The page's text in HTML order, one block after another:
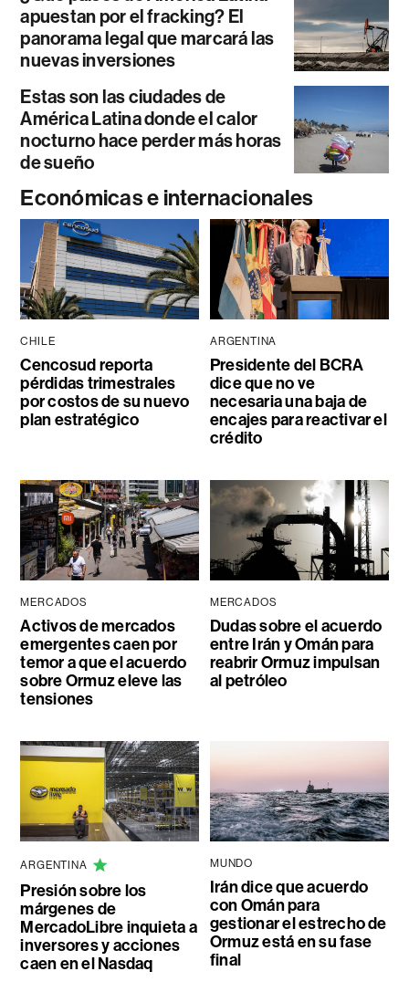
apuestan por el fracking? El
panorama legal que marcará las
nuevas inversiones
Estas son las ciudades de
América Latina donde el calor
nocturno hace perder más horas
de sueño
Económicas e internacionales
CHILE
Cencosud reporta
pérdidas trimestrales
por costos de su nuevo
plan estratégico
ARGENTINA
Presidente del BCRA
dice que no ve
necesaria una baja de
encajes para reactivar el
crédito
MERCADOS
Activos de mercados
emergentes caen por
temor a que el acuerdo
sobre Ormuz eleve las
tensiones
MERCADOS
Dudas sobre el acuerdo
entre Irán y Omán para
reabrir Ormuz impulsan
al petróleo
ARGENTINA
Presión sobre los
márgenes de
MercadoLibre inquieta a
inversores y acciones
caen en el Nasdaq
MUNDO
Irán dice que acuerdo
con Omán para
gestionar el estrecho de
Ormuz está en su fase
final